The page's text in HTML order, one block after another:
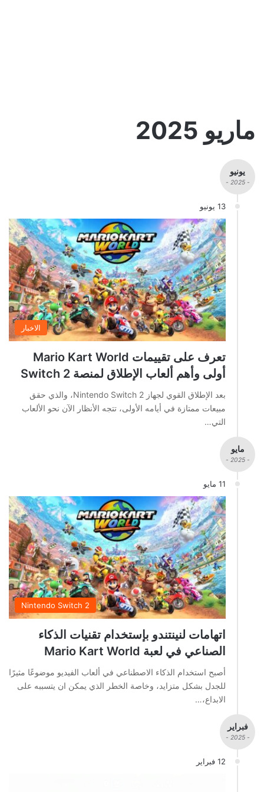
ماريو 2025
يونيو
- 2025 -
13 يونيو
الاخبار
تعرف على تقييمات Mario Kart World
أولى وأهم ألعاب الإطلاق لمنصة Switch 2
بعد الإطلاق القوي لجهاز Nintendo Switch 2، والذي حقق
مبيعات ممتازة في أيامه الأولى، تتجه الأنظار الآن نحو الألعاب
التي…
مايو
- 2025 -
11 مايو
Nintendo Switch 2
اتهامات لنينتندو بإستخدام تقنيات الذكاء
الصناعي في لعبة Mario Kart World
أصبح استخدام الذكاء الاصطناعي في ألعاب الفيديو موضوعًا مثيرًا
للجدل بشكل متزايد، وخاصة الخطر الذي يمكن ان يتسببه على
الابداع،…
فبراير
- 2025 -
12 فبراير